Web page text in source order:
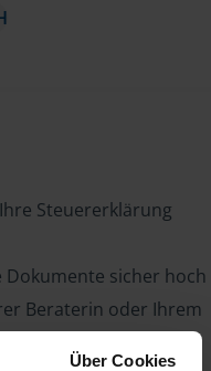
Über Cookies
Steuererklärung
Dokumente sicher hoch
Beraterin oder Ihrem